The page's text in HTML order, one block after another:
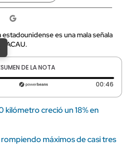
es una mala señala
ACAU.
DE LA NOTA
0 segundos 00:46
kilómetro creció un 18% en
máximos de casi tres